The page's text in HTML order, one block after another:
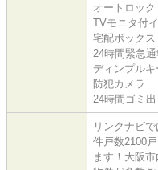
オートロック
TVモニタ付
宅配ボックス
24時間緊急
ディンプルキ
防犯カメラ
24時間ゴミ
リンクナビ
件戸数2100
ます！大阪